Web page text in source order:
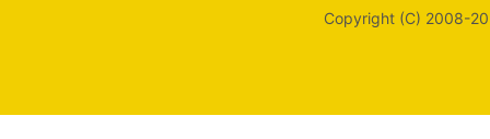
Copyright (C) 2008-